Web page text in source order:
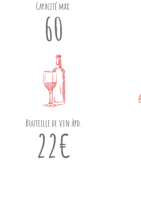
Capacité max.
60
Bouteille de vin àpd.
22€